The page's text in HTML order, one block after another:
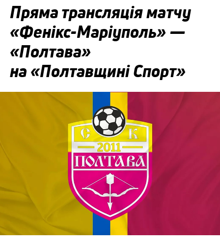
Пряма трансляція матчу
«Фенікс-Маріуполь» —
«Полтава»
на «Полтавщині Спорт»